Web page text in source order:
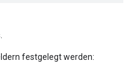
festgelegt werden: